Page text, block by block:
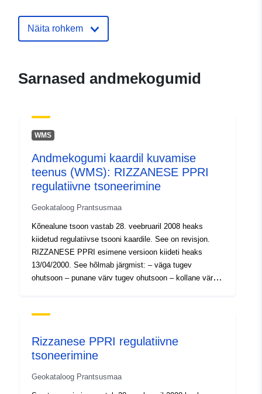
Identifikaatorid:
385bd21b-bfae-4c7b-ae36-
47aa-b719-90d01345ec50
Tüüp:
Ressurss:
http://inspire.ec.europa.eu/
codelist/ResourceType/services
Näita rohkem
Sarnased andmekogumid
WMS
Andmekogumi kaardil kuvamise
teenus (WMS): RIZZANESE PPRI
regulatiivne tsoneerimine
Geokataloog Prantsusmaa
Kõnealune tsoon vastab 28. veebruaril 2008 heaks
kiidetud regulatiivse tsooni kaardile. See on revisjon.
RIZZANESE PPRI esimene versioon kiideti heaks
13/04/2000. See hõlmab järgmist: – väga tugev
ohutsoon – punane värv tugev ohutsoon – kollane värv
Rizzanese PPRI regulatiivne
tsoneerimine
Geokataloog Prantsusmaa